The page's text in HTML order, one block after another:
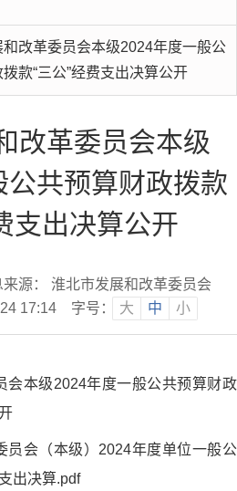
改革委员会本级2024年度一般公
款“三公”经费支出决算公开
改革委员会本级
共预算财政拨款
支出决算公开
来源： 淮北市发展和改革委员会
17:14
字号： 大 中 小
会本级2024年度一般公共预算财政
员会（本级）2024年度单位一般公
出决算.pdf